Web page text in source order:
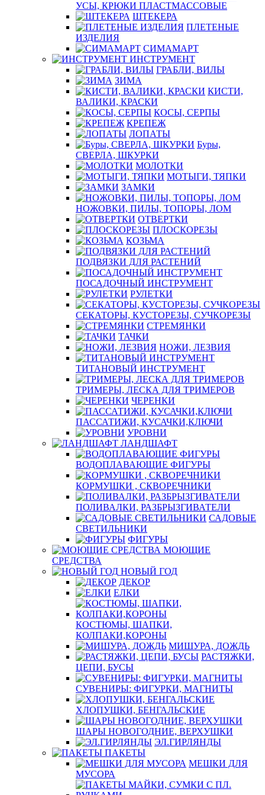
УСЫ, КРЮКИ ПЛАСТМАССОВЫЕ
ШТЕКЕРА
ПЛЕТЕНЫЕ
ИЗДЕЛИЯ
СИМАМАРТ
ИНСТРУМЕНТ
ГРАБЛИ, ВИЛЫ
ЗИМА
КИСТИ,
ВАЛИКИ, КРАСКИ
КОСЫ, СЕРПЫ
КРЕПЕЖ
ЛОПАТЫ
Буры,
СВЕРЛА, ШКУРКИ
МОЛОТКИ
МОТЫГИ, ТЯПКИ
ЗАМКИ
НОЖОВКИ, ПИЛЫ, ТОПОРЫ, ЛОМ
ОТВЕРТКИ
ПЛОСКОРЕЗЫ
КОЗЬМА
ПОДВЯЗКИ ДЛЯ РАСТЕНИЙ
ПОСАДОЧНЫЙ ИНСТРУМЕНТ
РУЛЕТКИ
СЕКАТОРЫ, КУСТОРЕЗЫ, СУЧКОРЕЗЫ
СТРЕМЯНКИ
ТАЧКИ
НОЖИ, ЛЕЗВИЯ
ТИТАНОВЫЙ ИНСТРУМЕНТ
ТРИМЕРЫ, ЛЕСКА ДЛЯ ТРИМЕРОВ
ЧЕРЕНКИ
ПАССАТИЖИ, КУСАЧКИ,КЛЮЧИ
УРОВНИ
ЛАНДШАФТ
ВОДОПЛАВАЮЩИЕ ФИГУРЫ
КОРМУШКИ , СКВОРЕЧНИКИ
ПОЛИВАЛКИ, РАЗБРЫЗГИВАТЕЛИ
САДОВЫЕ
СВЕТИЛЬНИКИ
ФИГУРЫ
МОЮЩИЕ
СРЕДСТВА
НОВЫЙ ГОД
ДЕКОР
ЕЛКИ
КОСТЮМЫ, ШАПКИ,
КОЛПАКИ,КОРОНЫ
МИШУРА, ДОЖДЬ
РАСТЯЖКИ,
ЦЕПИ, БУСЫ
СУВЕНИРЫ: ФИГУРКИ, МАГНИТЫ
ХЛОПУШКИ, БЕНГАЛЬСКИЕ
ШАРЫ НОВОГОДНИЕ, ВЕРХУШКИ
ЭЛ.ГИРЛЯНДЫ
ПАКЕТЫ
МЕШКИ ДЛЯ
МУСОРА